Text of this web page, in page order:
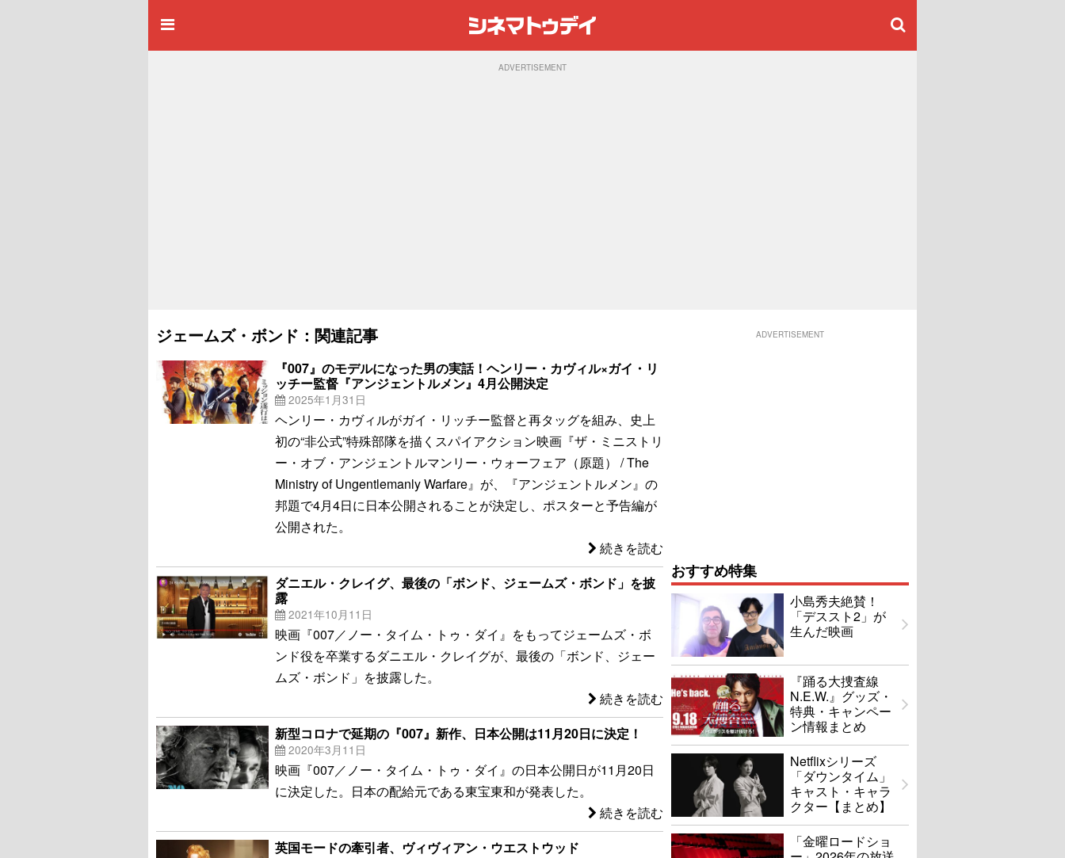
ADVERTISEMENT
ジェームズ・ボンド：関連記事
『007』のモデルになった男の実話！ヘンリー・カヴィル×ガイ・リ
ッチー監督『アンジェントルメン』4月公開決定
2025年1月31日
ヘンリー・カヴィルがガイ・リッチー監督と再タッグを組み、史上
初の“非公式”特殊部隊を描くスパイアクション映画『ザ・ミニストリ
ー・オブ・アンジェントルマンリー・ウォーフェア（原題） / The
Ministry of Ungentlemanly Warfare』が、『アンジェントルメン』の
邦題で4月4日に日本公開されることが決定し、ポスターと予告編が
公開された。
続きを読む
ダニエル・クレイグ、最後の「ボンド、ジェームズ・ボンド」を披
露
2021年10月11日
映画『007／ノー・タイム・トゥ・ダイ』をもってジェームズ・ボ
ンド役を卒業するダニエル・クレイグが、最後の「ボンド、ジェー
ムズ・ボンド」を披露した。
続きを読む
新型コロナで延期の『007』新作、日本公開は11月20日に決定！
2020年3月11日
映画『007／ノー・タイム・トゥ・ダイ』の日本公開日が11月20日
に決定した。日本の配給元である東宝東和が発表した。
続きを読む
英国モードの牽引者、ヴィヴィアン・ウエストウッド
ADVERTISEMENT
おすすめ特集
小島秀夫絶賛！
「デススト2」が
生んだ映画
『踊る大捜査線
N.E.W.』グッズ・
特典・キャンペー
ン情報まとめ
Netflixシリーズ
「ダウンタイム」
キャスト・キャラ
クター【まとめ】
「金曜ロードショ